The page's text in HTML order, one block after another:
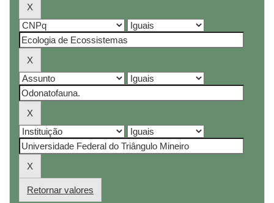
Retornar valores